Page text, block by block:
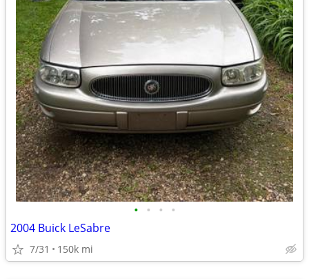
• • • •
2004 Buick LeSabre
7/31 150k mi